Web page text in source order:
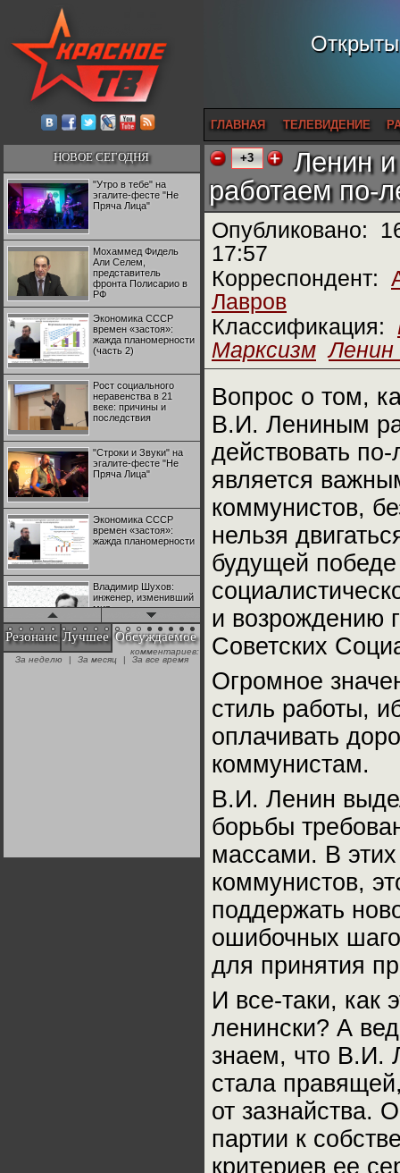
ГЛАВНАЯ ТЕЛЕВИДЕНИЕ
НОВОЕ СЕГОДНЯ
"Утро в тебе" на
эгалите-фесте "Не
Пряча Лица"
Мохаммед Фидель
Али Селем,
представитель
фронта Полисарио в
РФ
Экономика СССР
времен «застоя»:
жажда планомерности
(часть 2)
Рост социального
неравенства в 21
веке: причины и
последствия
"Строки и Звуки" на
эгалите-фесте "Не
Пряча Лица"
Экономика СССР
времен «застоя»:
жажда планомерности
Владимир Шухов:
инженер, изменивший
мир
"Аркадий Коц" на
эгалите-фесте "Не
Резонанс Лучшее Обсуждаемое
комментариев:
За неделю
| За месяц | За все время
+3
Ленин
работаем по-
Опубликовано:
17:57
Корреспондент:
Лавров
Классификация:
Марксизм
Вопрос о том,
В.И. Лениным
действовать
является
коммунистов,
нельзя
будущей победе
и возрождению
Советских
Огромное
стиль работы,
оплачивать
коммунистам.
В.И. Ленин
борьбы
массами. В
коммунистов,
поддержать
ошибочных
для принятия
И все-таки, как
ленински? А
знаем, что В.И.
стала
от зазнайства.
партии к
критериев ее